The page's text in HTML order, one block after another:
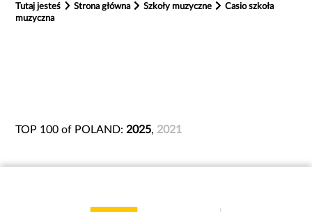
Tutaj jesteś Strona główna Szkoły muzyczne
Casio szkoła
muzyczna
TOP 100 of POLAND: 2025, 2021